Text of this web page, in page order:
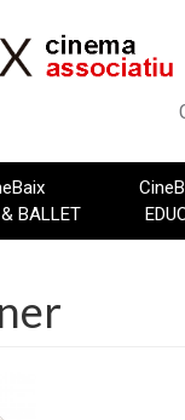
BALLET